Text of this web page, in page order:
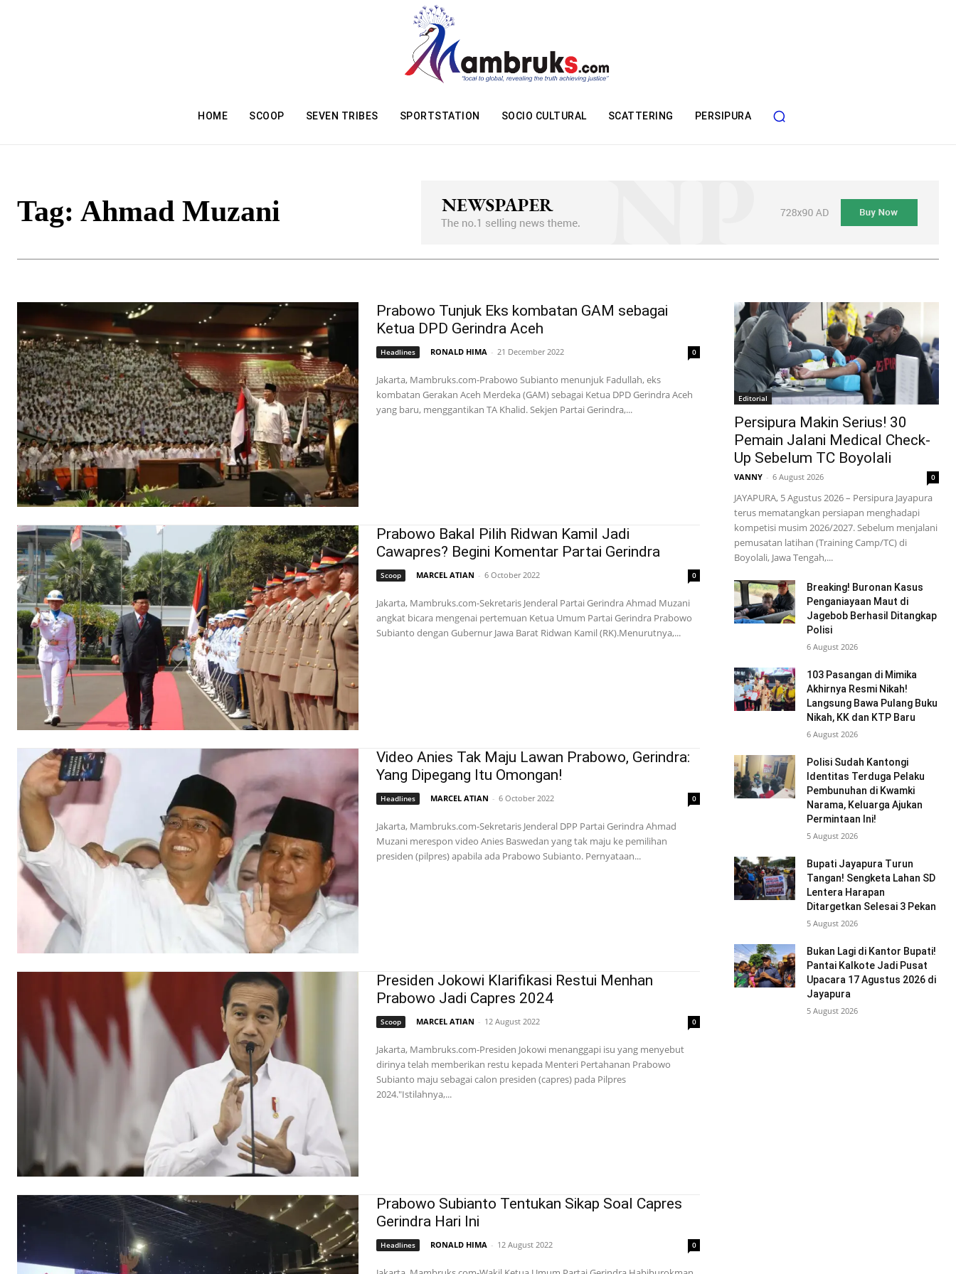
HOME SCOOP SEVEN TRIBES SPORTSTATION SOCIO CULTURAL SCATTERING PERSIPURA
Tag: Ahmad Muzani
Prabowo Tunjuk Eks kombatan GAM sebagai
Ketua DPD Gerindra Aceh
Headlines RONALD HIMA - 21 December 2022 0
Jakarta, Mambruks.com-Prabowo Subianto menunjuk Fadullah, eks
kombatan Gerakan Aceh Merdeka (GAM) sebagai Ketua DPD Gerindra Aceh
yang baru, menggantikan TA Khalid. Sekjen Partai Gerindra,...
Prabowo Bakal Pilih Ridwan Kamil Jadi
Cawapres? Begini Komentar Partai Gerindra
Scoop MARCEL ATIAN - 6 October 2022 0
Jakarta, Mambruks.com-Sekretaris Jenderal Partai Gerindra Ahmad Muzani
angkat bicara mengenai pertemuan Ketua Umum Partai Gerindra Prabowo
Subianto dengan Gubernur Jawa Barat Ridwan Kamil (RK).Menurutnya,...
Video Anies Tak Maju Lawan Prabowo, Gerindra:
Yang Dipegang Itu Omongan!
Headlines MARCEL ATIAN - 6 October 2022 0
Jakarta, Mambruks.com-Sekretaris Jenderal DPP Partai Gerindra Ahmad
Muzani merespon video Anies Baswedan yang tak maju ke pemilihan
presiden (pilpres) apabila ada Prabowo Subianto. Pernyataan...
Presiden Jokowi Klarifikasi Restui Menhan
Prabowo Jadi Capres 2024
Scoop MARCEL ATIAN - 12 August 2022 0
Jakarta, Mambruks.com-Presiden Jokowi menanggapi isu yang menyebut
dirinya telah memberikan restu kepada Menteri Pertahanan Prabowo
Subianto maju sebagai calon presiden (capres) pada Pilpres
2024."Istilahnya,...
Prabowo Subianto Tentukan Sikap Soal Capres
Gerindra Hari Ini
Headlines RONALD HIMA - 12 August 2022 0
Editorial
Persipura Makin Serius! 30
Pemain Jalani Medical Check-
Up Sebelum TC Boyolali
VANNY - 6 August 2026 0
JAYAPURA, 5 Agustus 2026 – Persipura Jayapura
terus mematangkan persiapan menghadapi
kompetisi musim 2026/2027. Sebelum menjalani
pemusatan latihan (Training Camp/TC) di
Boyolali, Jawa Tengah,...
Breaking! Buronan Kasus
Penganiayaan Maut di
Jagebob Berhasil Ditangkap
Polisi
6 August 2026
103 Pasangan di Mimika
Akhirnya Resmi Nikah!
Langsung Bawa Pulang Buku
Nikah, KK dan KTP Baru
6 August 2026
Polisi Sudah Kantongi
Identitas Terduga Pelaku
Pembunuhan di Kwamki
Narama, Keluarga Ajukan
Permintaan Ini!
5 August 2026
Bupati Jayapura Turun
Tangan! Sengketa Lahan SD
Lentera Harapan
Ditargetkan Selesai 3 Pekan
5 August 2026
Bukan Lagi di Kantor Bupati!
Pantai Kalkote Jadi Pusat
Upacara 17 Agustus 2026 di
Jayapura
5 August 2026